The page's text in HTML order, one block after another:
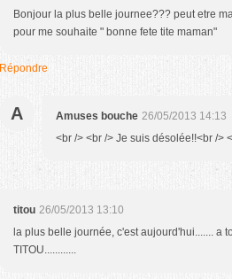
Bonjour la plus belle journee??? peut etre
pour me souhaite " bonne fete tite maman"
Répondre
A Amuses bouche 26/05/2013 14:13
<br /> <br /> Je suis désolée!!<br />
titou 26/05/2013 13:10
la plus belle journée, c'est aujourd'hui....... a
TITOU............